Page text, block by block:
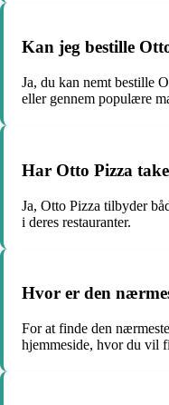
Kan jeg bestille
Ja, du kan nemt bestille
eller gennem populære
Har Otto Pizza
Ja, Otto Pizza tilbyder
i deres restauranter.
Hvor er den
For at finde den
hjemmeside, hvor du vil